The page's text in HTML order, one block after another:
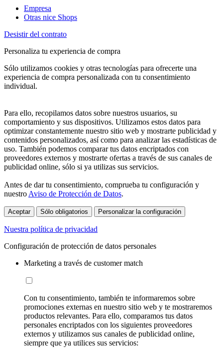
Empresa
Otras nice Shops
Desistir del contrato
Personaliza tu experiencia de compra
Sólo utilizamos cookies y otras tecnologías para ofrecerte una
experiencia de compra personalizada con tu consentimiento
individual.
Para ello, recopilamos datos sobre nuestros usuarios, su
comportamiento y sus dispositivos. Utilizamos estos datos para
optimizar constantemente nuestro sitio web y mostrarte publicidad y
contenidos personalizados, así como para analizar las estadísticas de
uso. También podemos comparar tus datos encriptados con
proveedores externos y mostrarte ofertas a través de sus canales de
publicidad online, sólo si ya utilizas sus servicios.
Antes de dar tu consentimiento, comprueba tu configuración y
nuestroAviso de Protección de Datos.
Aceptar Sólo obligatorios Personalizar la configuración
Nuestra política de privacidad
Configuración de protección de datos personales
Marketing a través de customer match
Con tu consentimiento, también te informaremos sobre
promociones externas en nuestro sitio web y te mostraremos
productos relevantes. Para ello, comparamos tus datos
personales encriptados con los siguientes proveedores
externos y utilizamos sus canales de publicidad online,
siempre que ya utilices sus servicios: